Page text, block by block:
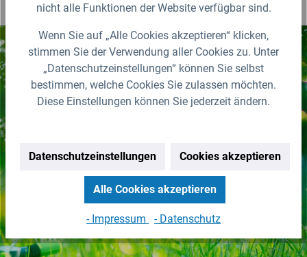
Nichts mehr verpassen!
Erhalten Sie erstklassige
Zur Newsletter Anmeldung
(Abmeldung jederzeit möglich)
nicht alle Funktionen der Website verfügbar sind.
Wenn Sie auf „Alle Cookies akzeptieren“ klicken,
stimmen Sie der Verwendung aller Cookies zu. Unter
„Datenschutzeinstellungen“ können Sie selbst
bestimmen, welche Cookies Sie zulassen möchten.
Diese Einstellungen können Sie jederzeit ändern.
Datenschutzeinstellungen Cookies akzeptieren
Alle Cookies akzeptieren
- Impressum - Datenschutz